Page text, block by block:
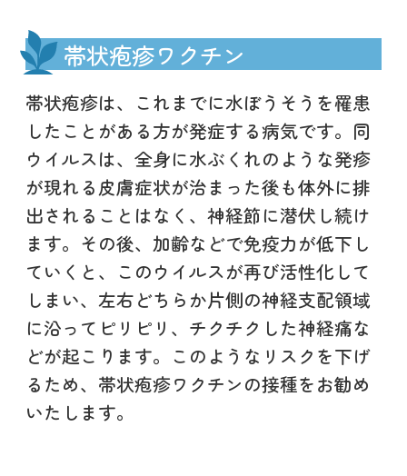
帯状疱疹ワクチン
帯状疱疹は、これまでに水ぼうそうを罹患
したことがある方が発症する病気です。同
ウイルスは、全身に水ぶくれのような発疹
が現れる皮膚症状が治まった後も体外に排
出されることはなく、神経節に潜伏し続け
ます。その後、加齢などで免疫力が低下し
ていくと、このウイルスが再び活性化して
しまい、左右どちらか片側の神経支配領域
に沿ってピリピリ、チクチクした神経痛な
どが起こります。このようなリスクを下げ
るため、帯状疱疹ワクチンの接種をお勧め
いたします。